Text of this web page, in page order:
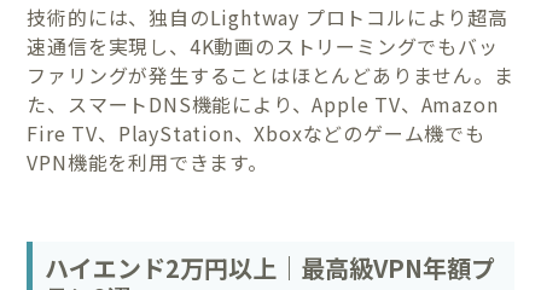
技術的には、独自のLightway プロトコルにより超高
速通信を実現し、4K動画のストリーミングでもバッ
ファリングが発生することはほとんどありません。ま
た、スマートDNS機能により、Apple TV、Amazon
Fire TV、PlayStation、Xboxなどのゲーム機でも
VPN機能を利用できます。
ハイエンド2万円以上｜最高級VPN年額プ